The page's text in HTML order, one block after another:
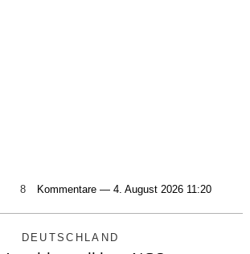
8 Kommentare — 4. August 2026 11:20
DEUTSCHLAND